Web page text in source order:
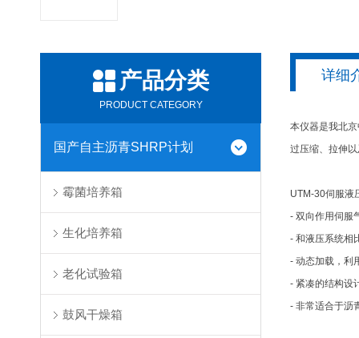
产品分类
PRODUCT CATEGORY
国产自主沥青SHRP计划
霉菌培养箱
生化培养箱
老化试验箱
鼓风干燥箱
详细
本仪器是我北
过压缩、拉伸
UTM-30伺服液
- 双向作用伺服
- 和液压系统相
- 动态加载，利
- 紧凑的结构设
- 非常适合于沥